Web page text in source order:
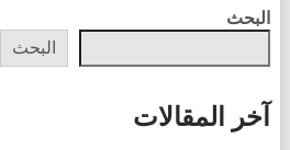
البحث
البحث
آخر المقالات